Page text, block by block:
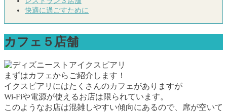
快適に過ごすために
カフェ５店舗
まずはカフェからご紹介します！
イクスピアリにはたくさんのカフェがありますが
Wi-Fiや電源が使えるお店は限られています。
このようなお店は混雑しやすい傾向にあるので、席が空いて